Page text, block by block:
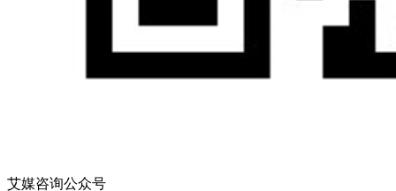
艾媒咨询公众号